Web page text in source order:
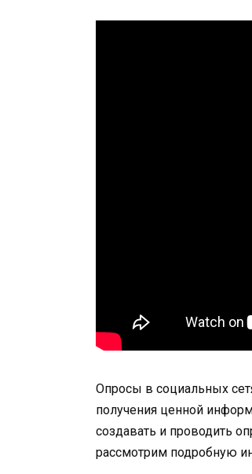
Опросы в социальных
получения ценной
создавать и проводить
рассмотрим подробную